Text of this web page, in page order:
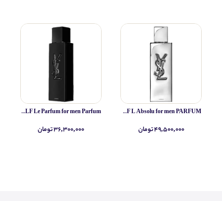
Yves Saint Laurent MYSLF L Absolu for men PARFUM
۴۹,۵۰۰,۰۰۰ تومان
Yves Saint Laurent MYSLF Le Parfum for men Parfum
۳۶,۳۰۰,۰۰۰ تومان